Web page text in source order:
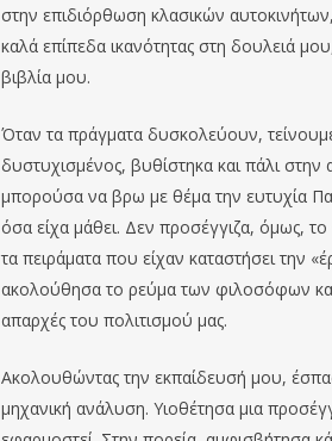
στην επιδιόρθωση κλασικών
καλά επίπεδα ικανότητας στη δουλειά
βιβλία μου.
Όταν τα πράγματα δυσκολεύουν,
δυστυχισμένος, βυθίστηκα και πάλι
μπορούσα να βρω με θέμα την ευτυχία
όσα είχα μάθει. Δεν προσέγγιζα, όμως,
τα πειράματα που είχαν καταστήσει την
ακολούθησα το ρεύμα των φιλοσόφων
απαρχές του πολιτισμού μας.
Ακολουθώντας την εκπαίδευσή μου,
μηχανική ανάλυση. Υιοθέτησα μια